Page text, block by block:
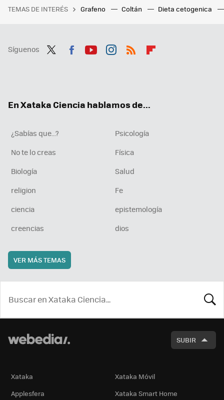
TEMAS DE INTERÉS Grafeno Coltán Dieta cetogenica
Síguenos
En Xataka Ciencia hablamos de...
¿Sabías que...?
Psicología
No te lo creas
Física
Biología
Salud
religion
Fe
ciencia
epistemología
creencias
dios
VER MÁS TEMAS
SUBIR
Xataka
Xataka Móvil
Applesfera
Xataka Smart Home